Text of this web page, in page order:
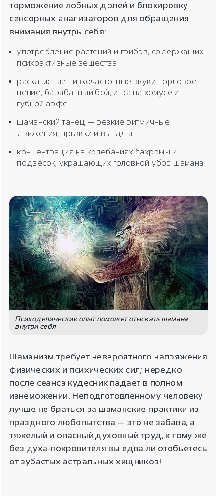
торможение лобных долей и блокировку
сенсорных анализаторов для обращения
внимания внутрь себя:
употребление растений и грибов, содержащих
психоактивные вещества
раскатистые низкочастотные звуки: горловое
пение, барабанный бой, игра на хомусе и
губной арфе
шаманский танец — резкие ритмичные
движения, прыжки и выпады
концентрация на колебаниях бахромы и
подвесок, украшающих головной убор шамана
Психоделический опыт поможет отыскать шамана
внутри себя
Шаманизм требует невероятного напряжения
физических и психических сил; нередко
после сеанса кудесник падает в полном
изнеможении. Неподготовленному человеку
лучше не браться за шаманские практики из
праздного любопытства — это не забава, а
тяжелый и опасный духовный труд, к тому же
без духа-покровителя вы едва ли отобьетесь
от зубастых астральных хищников!